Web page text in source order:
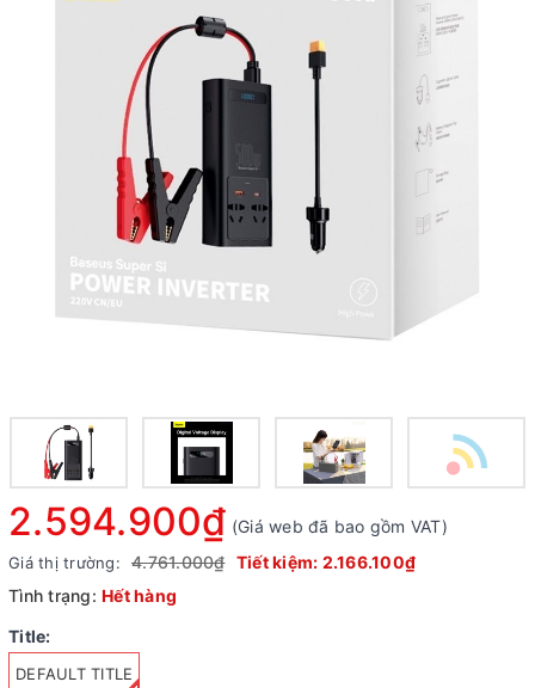
2.594.900₫ (Giá web đã bao gồm VAT)
Giá thị trường: 4.761.000₫ Tiết kiệm: 2.166.100₫
Tình trạng: Hết hàng
Title:
DEFAULT TITLE